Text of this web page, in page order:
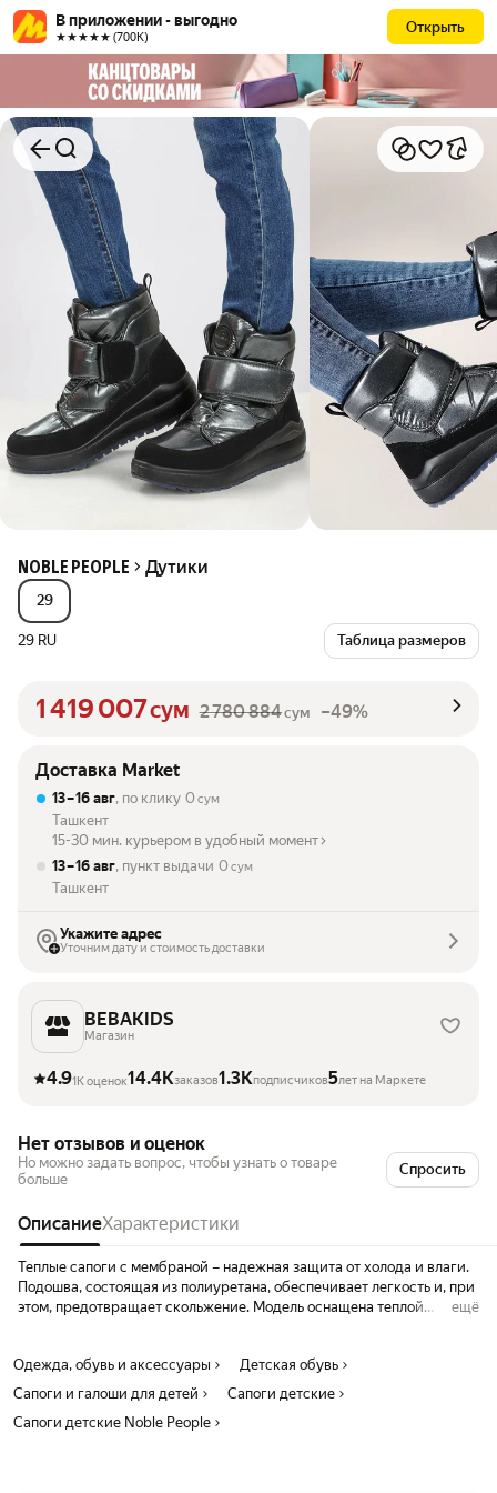
В приложении - выгодно
★★★★★ (700К)
Открыть
NOBLE PEOPLE Дутики
29
29 RU Таблица размеров
1 419 007сум 2 780 884сум –49%
Доставка Market
13 – 16 авг, по клику 0 сум
Ташкент
15-30 мин. курьером в удобный момент
13 – 16 авг, пункт выдачи 0 сум
Ташкент
Укажите адрес
Уточним дату и стоимость доставки
BEBAKIDS
Магазин
4.91K оценок14.4Kзаказов1.3Kподписчиков5лет на Маркете
Нет отзывов и оценок
Но можно задать вопрос, чтобы узнать о товаре
больше
Спросить
ОписаниеХарактеристики
Теплые сапоги с мембраной – надежная защита от холода и влаги.
Подошва, состоящая из полиуретана, обеспечивает легкость и, при
этом, предотвращает скольжение. Модель оснащена теплой
мембраной – универсальный вид зимней обуви, которая имеет
непромокаемую текстильную поверхность, которая защищает от
искусственного меха. А между ними - специальный утеплитель,
ещё
Одежда, обувь и аксессуары
Детская обувь
Сапоги и галоши для детей
Сапоги детские
Сапоги детские Noble People